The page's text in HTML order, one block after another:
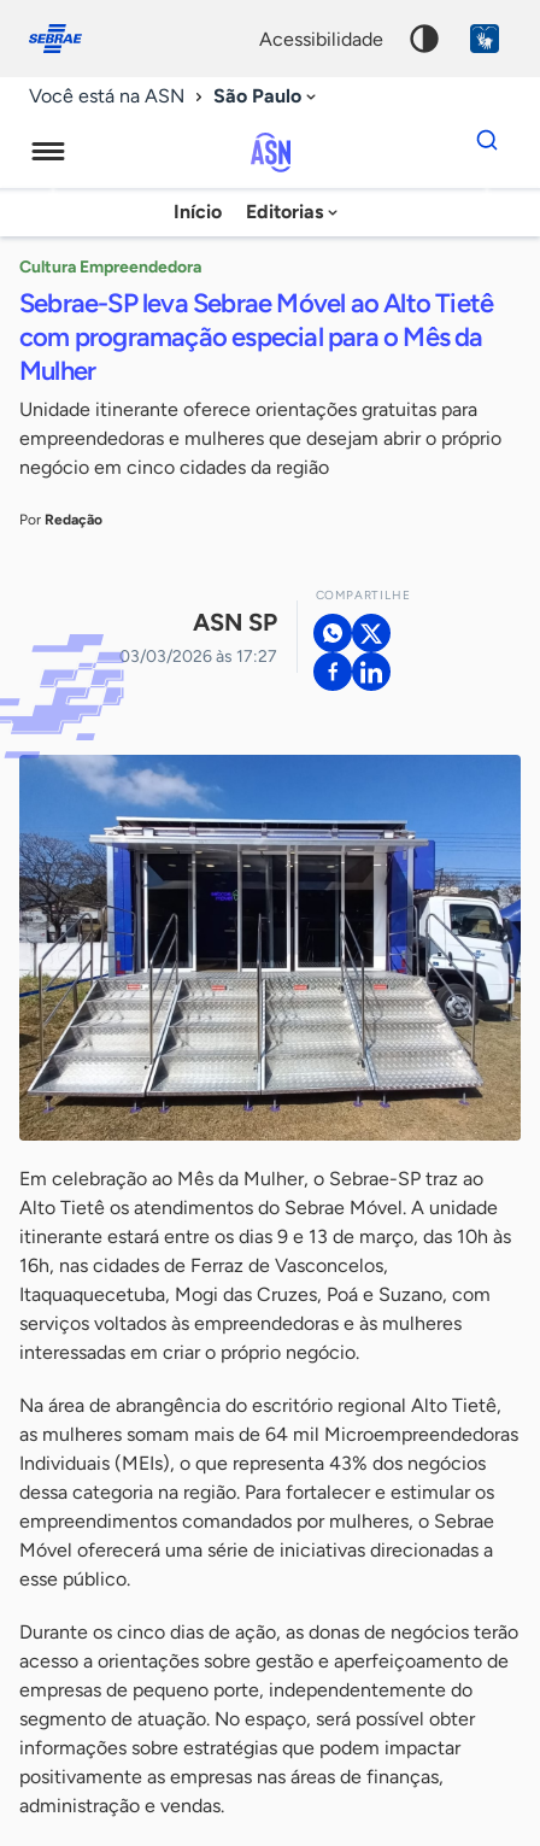
conosco
acessibilidade
Você está na ASN São Paulo
Agência
Sebrae
Notícias
Início Editorias
Dados
para
chave
Cultura Empreendedora
Sebrae-SP leva Sebrae Móvel ao Alto Tietê
com programação especial para o Mês da
Mulher
Unidade itinerante oferece orientações gratuitas para
empreendedoras e mulheres que desejam abrir o próprio
negócio em cinco cidades da região
Por Redação
ASN SP
03/03/2026 às 17:27
COMPARTILHE
Em celebração ao Mês da Mulher, o Sebrae-SP traz ao
Alto Tietê os atendimentos do Sebrae Móvel. A unidade
itinerante estará entre os dias 9 e 13 de março, das 10h às
16h, nas cidades de Ferraz de Vasconcelos,
Itaquaquecetuba, Mogi das Cruzes, Poá e Suzano, com
serviços voltados às empreendedoras e às mulheres
interessadas em criar o próprio negócio.
Na área de abrangência do escritório regional Alto Tietê,
as mulheres somam mais de 64 mil Microempreendedoras
Individuais (MEIs), o que representa 43% dos negócios
dessa categoria na região. Para fortalecer e estimular os
empreendimentos comandados por mulheres, o Sebrae
Móvel oferecerá uma série de iniciativas direcionadas a
esse público.
Durante os cinco dias de ação, as donas de negócios terão
acesso a orientações sobre gestão e aperfeiçoamento de
empresas de pequeno porte, independentemente do
segmento de atuação. No espaço, será possível obter
informações sobre estratégias que podem impactar
positivamente as empresas nas áreas de finanças,
administração e vendas.